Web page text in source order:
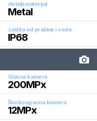
detalji materijal
Metal
zaštita od prašine i vode
IP68
Glavna kamera
200MPx
Širokougaona kamera
12MPx